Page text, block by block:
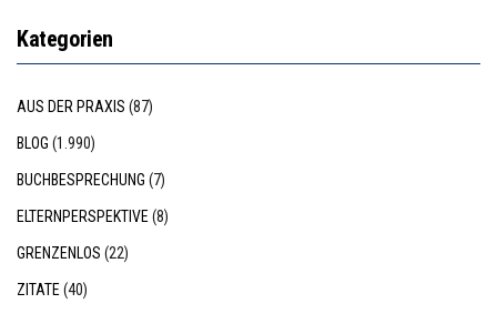
Kategorien
AUS DER PRAXIS (87)
BLOG (1.990)
BUCHBESPRECHUNG (7)
ELTERNPERSPEKTIVE (8)
GRENZENLOS (22)
ZITATE (40)